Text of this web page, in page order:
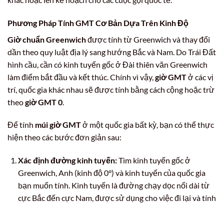
Phương Pháp TínhGMTCơ Bản Dựa Trên Kinh Độ
Giờ chuẩn Greenwichđược tính từ Greenwich và thay đổi
dần theo quy luật địa lý sang hướng Bắc và Nam. Do Trái Đất
hình cầu, cần có kinh tuyến gốc ở Đài thiên văn Greenwich
làm điểm bắt đầu và kết thúc. Chính vì vậy, giờ GMTở các vị
trí, quốc gia khác nhau sẽ được tính bằng cách cộng hoặc trừ
theogiờ GMT 0
Để tính múi giờ GMTở một quốc gia bất kỳ, bạn có thể thực
hiện theo các bước đơn giản sau:
Xác định đường kinh tuyến:Tìm kinh tuyến gốc ở
Greenwich, Anh (kinh độ 0°) và kinh tuyến của quốc gia
bạn muốn tính. Kinh tuyến là đường chạy dọc nối dài từ
cực Bắc đến cực Nam, được sử dụng cho việc đi lại và tính